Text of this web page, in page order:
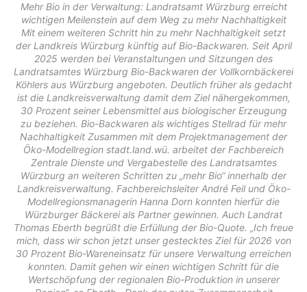
Mehr Bio in der Verwaltung: Landratsamt Würzburg erreicht
wichtigen Meilenstein auf dem Weg zu mehr Nachhaltigkeit
Mit einem weiteren Schritt hin zu mehr Nachhaltigkeit setzt
der Landkreis Würzburg künftig auf Bio-Backwaren. Seit April
2025 werden bei Veranstaltungen und Sitzungen des
Landratsamtes Würzburg Bio-Backwaren der Vollkornbäckerei
Köhlers aus Würzburg angeboten. Deutlich früher als gedacht
ist die Landkreisverwaltung damit dem Ziel nähergekommen,
30 Prozent seiner Lebensmittel aus biologischer Erzeugung
zu beziehen. Bio-Backwaren als wichtiges Stellrad für mehr
Nachhaltigkeit Zusammen mit dem Projektmanagement der
Öko-Modellregion stadt.land.wü. arbeitet der Fachbereich
Zentrale Dienste und Vergabestelle des Landratsamtes
Würzburg an weiteren Schritten zu „mehr Bio“ innerhalb der
Landkreisverwaltung. Fachbereichsleiter André Feil und Öko-
Modellregionsmanagerin Hanna Dorn konnten hierfür die
Würzburger Bäckerei als Partner gewinnen. Auch Landrat
Thomas Eberth begrüßt die Erfüllung der Bio-Quote. „Ich freue
mich, dass wir schon jetzt unser gestecktes Ziel für 2026 von
30 Prozent Bio-Wareneinsatz für unsere Verwaltung erreichen
konnten. Damit gehen wir einen wichtigen Schritt für die
Wertschöpfung der regionalen Bio-Produktion in unserer